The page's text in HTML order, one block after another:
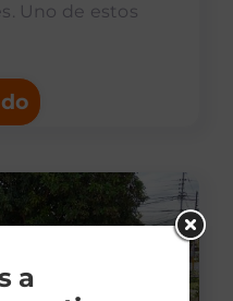
Uno de estos
a